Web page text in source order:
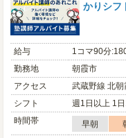
かりシフ
給与
1コマ90分
勤務地
朝霞市
アクセス
武蔵野線 北
シフト
週1日以上 1
時間帯
早朝